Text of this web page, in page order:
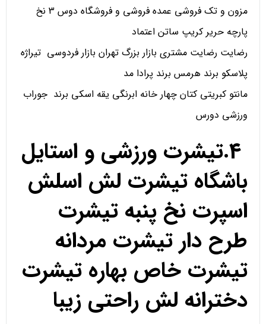
مزون و تک فروشی عمده فروشی و فروشگاه دوس 3 نخ
پارچه حریر کریپ ساتن اعتماد
رضایت رضایت مشتری بازار بزرگ تهران بازار فردوسی تیراژه
پلاسکو برند هرمس برند پرادا مد
مانتو کبریتی کتان چهار خانه ابرنگی یقه اسکی برند جوراب
ورزشی دورس
4.تیشرت ورزشی و استایل
باشگاه تیشرت لش اسلش
اسپرت نخ پنبه تیشرت
طرح دار تیشرت مردانه
تیشرت خاص بهاره تیشرت
دخترانه لش راحتی زیبا